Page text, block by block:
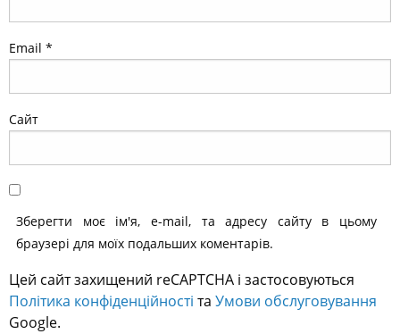
Email *
Сайт
Зберегти моє ім'я, e-mail, та адресу сайту в цьому
браузері для моїх подальших коментарів.
Цей сайт захищений reCAPTCHA і застосовуються
Політика конфіденційності та Умови обслуговування
Google.